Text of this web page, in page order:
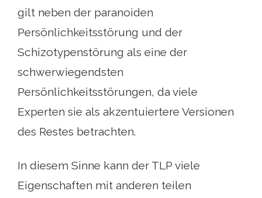
gilt neben der paranoiden
Persönlichkeitsstörung und der
Schizotypenstörung als eine der
schwerwiegendsten
Persönlichkeitsstörungen, da viele
Experten sie als akzentuiertere Versionen
des Restes betrachten.
In diesem Sinne kann der TLP viele
Eigenschaften mit anderen teilen